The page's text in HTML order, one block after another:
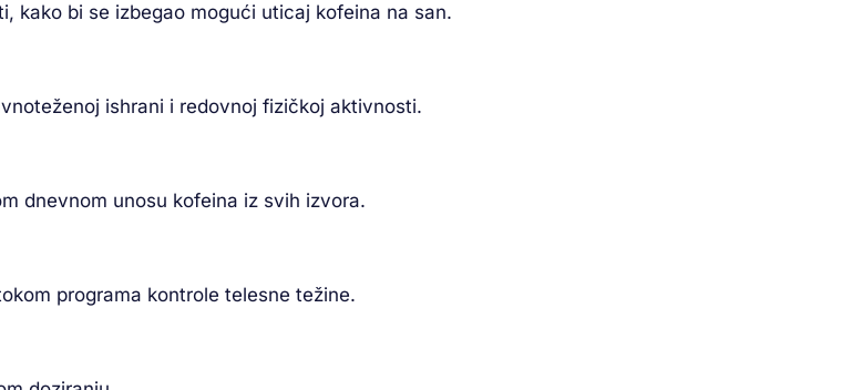
kako bi se izbegao mogući uticaj kofeina na san.
ishrani i redovnoj fizičkoj aktivnosti.
dnevnom unosu kofeina iz svih izvora.
programa kontrole telesne težine.